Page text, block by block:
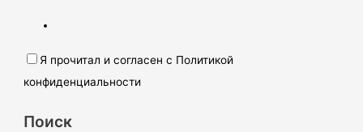
Я прочитал и согласен с Политикой
конфиденциальности
Поиск